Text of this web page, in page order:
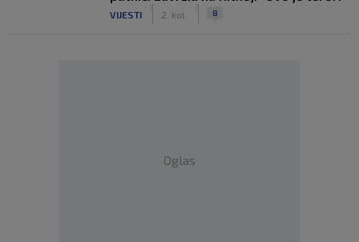
VIJESTI 2. kol. 8
Oglas